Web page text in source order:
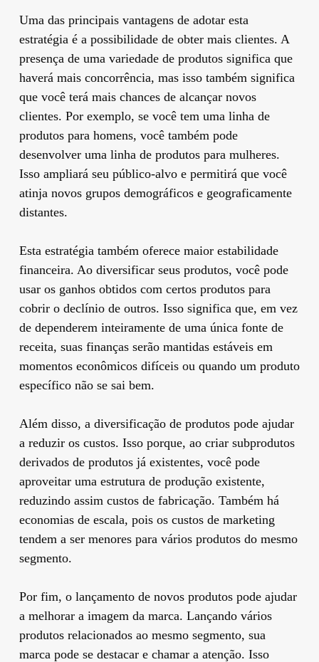
Uma das principais vantagens de adotar esta
estratégia é a possibilidade de obter mais clientes. A
presença de uma variedade de produtos significa que
haverá mais concorrência, mas isso também significa
que você terá mais chances de alcançar novos
clientes. Por exemplo, se você tem uma linha de
produtos para homens, você também pode
desenvolver uma linha de produtos para mulheres.
Isso ampliará seu público-alvo e permitirá que você
atinja novos grupos demográficos e geograficamente
distantes.
Esta estratégia também oferece maior estabilidade
financeira. Ao diversificar seus produtos, você pode
usar os ganhos obtidos com certos produtos para
cobrir o declínio de outros. Isso significa que, em vez
de dependerem inteiramente de uma única fonte de
receita, suas finanças serão mantidas estáveis ​​em
momentos econômicos difíceis ou quando um produto
específico não se sai bem.
Além disso, a diversificação de produtos pode ajudar
a reduzir os custos. Isso porque, ao criar subprodutos
derivados de produtos já existentes, você pode
aproveitar uma estrutura de produção existente,
reduzindo assim custos de fabricação. Também há
economias de escala, pois os custos de marketing
tendem a ser menores para vários produtos do mesmo
segmento.
Por fim, o lançamento de novos produtos pode ajudar
a melhorar a imagem da marca. Lançando vários
produtos relacionados ao mesmo segmento, sua
marca pode se destacar e chamar a atenção. Isso